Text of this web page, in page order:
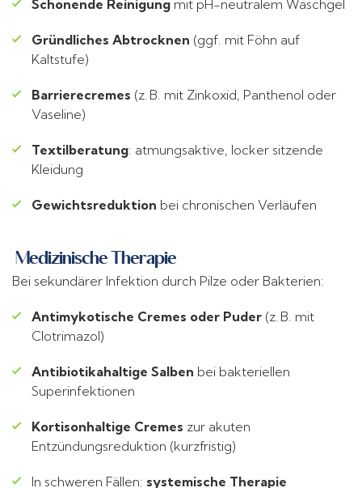
Schonende Reinigung mit pH-neutralem Waschgel
Gründliches Abtrocknen (ggf. mit Föhn auf
Kaltstufe)
Barrierecremes (z. B. mit Zinkoxid, Panthenol oder
Vaseline)
Textilberatung: atmungsaktive, locker sitzende
Kleidung
Gewichtsreduktion bei chronischen Verläufen
Medizinische Therapie
Bei sekundärer Infektion durch Pilze oder Bakterien:
Antimykotische Cremes oder Puder (z. B. mit
Clotrimazol)
Antibiotikahaltige Salben bei bakteriellen
Superinfektionen
Kortisonhaltige Cremes zur akuten
Entzündungsreduktion (kurzfristig)
In schweren Fällen: systemische Therapie